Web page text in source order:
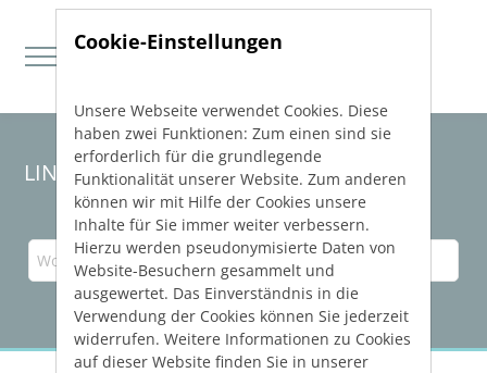
Direkt zur Hauptnavigation springen
Direkt zum Inhalt springen
LINEAR Solutions 23 für Revit
Cookie-Einstellungen
Unsere Webseite verwendet Cookies. Diese
haben zwei Funktionen: Zum einen sind sie
erforderlich für die grundlegende
Funktionalität unserer Website. Zum anderen
können wir mit Hilfe der Cookies unsere
Inhalte für Sie immer weiter verbessern.
Hierzu werden pseudonymisierte Daten von
Website-Besuchern gesammelt und
ausgewertet. Das Einverständnis in die
Verwendung der Cookies können Sie jederzeit
widerrufen. Weitere Informationen zu Cookies
auf dieser Website finden Sie in unserer